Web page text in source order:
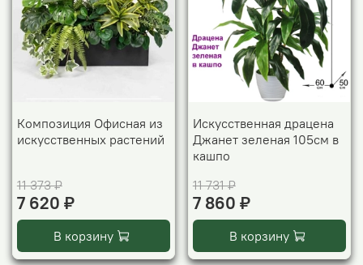
Композиция Офисная из
искусственных растений
11 373 ₽
7 620 ₽
В корзину
Искусственная драцена
Джанет зеленая 105см в
кашпо
11 731 ₽
7 860 ₽
В корзину